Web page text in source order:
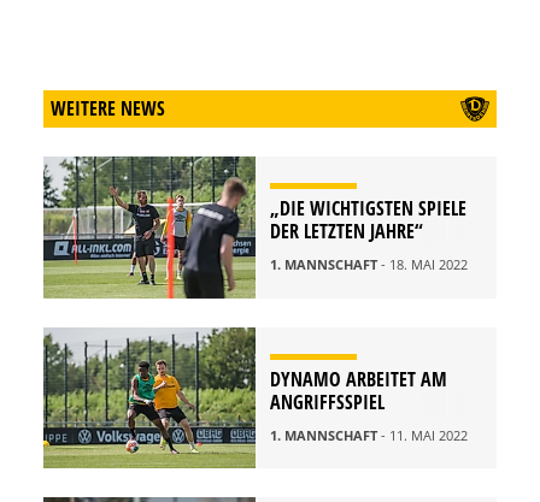
WEITERE NEWS
„DIE WICHTIGSTEN SPIELE
DER LETZTEN JAHRE“
1. MANNSCHAFT- 18. MAI 2022
DYNAMO ARBEITET AM
ANGRIFFSSPIEL
1. MANNSCHAFT- 11. MAI 2022